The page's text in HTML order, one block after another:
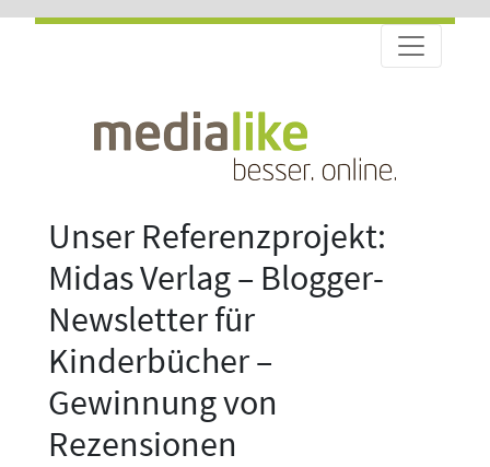
Unser Referenzprojekt:
Midas Verlag – Blogger-
Newsletter für
Kinderbücher –
Gewinnung von
Rezensionen